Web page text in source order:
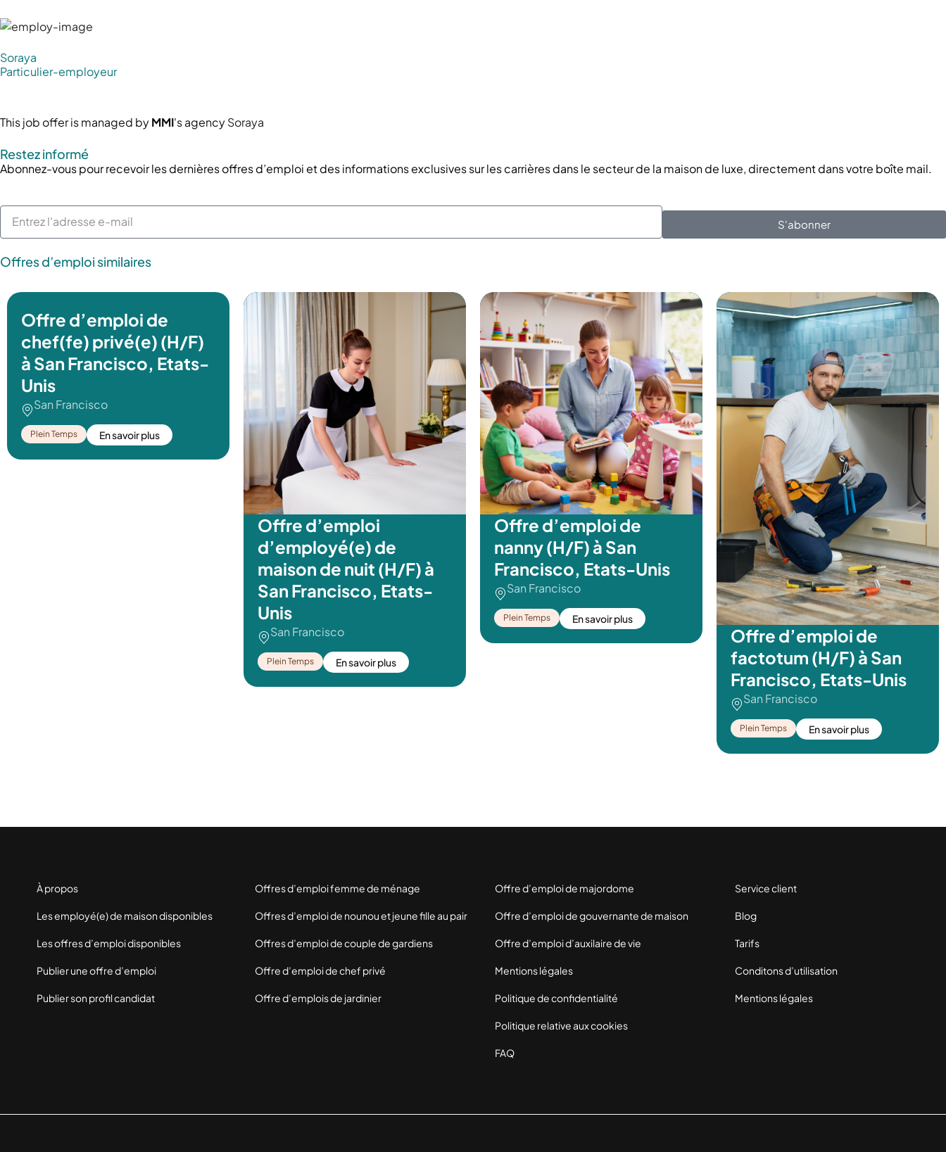
Soraya
Particulier-employeur
This job offer is managed byMMI's agencySoraya
Restez informé
Abonnez-vous pour recevoir les dernières offres d’emploi et des informations exclusives sur les carrières dans le secteur de la maison de luxe, directement dans votre boîte mail.
S'abonner
Offres d’emploi similaires
Offre d’emploi de
chef(fe) privé(e) (H/F)
à San Francisco, Etats-
Unis
San Francisco
Plein Temps En savoir plus
Offre d’emploi
d’employé(e) de
maison de nuit (H/F) à
San Francisco, Etats-
Unis
San Francisco
Plein Temps En savoir plus
Offre d’emploi de
nanny (H/F) à San
Francisco, Etats-Unis
San Francisco
Plein Temps En savoir plus
Offre d’emploi de
factotum (H/F) à San
Francisco, Etats-Unis
San Francisco
Plein Temps En savoir plus
À propos
Les employé(e) de maison disponibles
Les offres d’emploi disponibles
Publier une offre d’emploi
Publier son profil candidat
Offres d’emploi femme de ménage
Offres d’emploi de nounou et jeune fille au pair
Offres d’emploi de couple de gardiens
Offre d’emploi de chef privé
Offre d’emplois de jardinier
Offre d’emploi de majordome
Offre d’emploi de gouvernante de maison
Offre d’emploi d’auxilaire de vie
Mentions légales
Politique de confidentialité
Politique relative aux cookies
FAQ
Service client
Blog
Tarifs
Conditons d’utilisation
Mentions légales